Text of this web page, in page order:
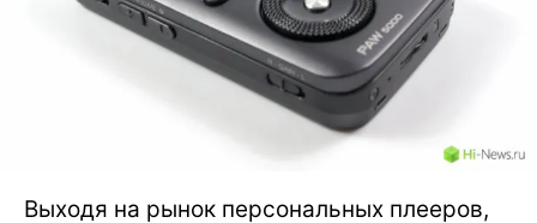
Выходя на рынок персональных плееров,